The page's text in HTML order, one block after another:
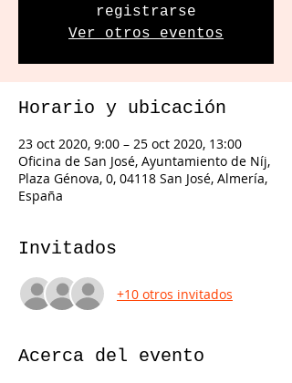
registrarse
Ver otros eventos
Horario y ubicación
23 oct 2020, 9:00 – 25 oct 2020, 13:00
Oficina de San José, Ayuntamiento de Níj,
Plaza Génova, 0, 04118 San José, Almería,
España
Invitados
+10 otros invitados
Acerca del evento